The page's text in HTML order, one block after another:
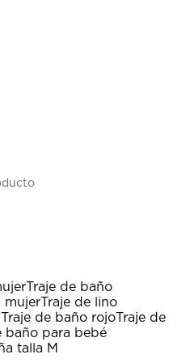
Traje de baño
mujerTraje de lino
Traje de baño rojoTraje de
baño para bebé
talla M